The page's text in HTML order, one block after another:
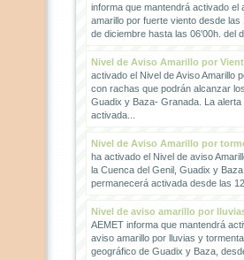
informa que mantendrá activado el
amarillo por fuerte viento desde las
de diciembre hasta las 06'00h. del
Nivel de Aviso Amarillo por
activado el Nivel de Aviso Amarillo
con rachas que podrán alcanzar
Guadix y Baza- Granada. La alerta
activada...
Nivel de Aviso Amarillo por
ha activado el Nivel de aviso
la Cuenca del Genil, Guadix y
permanecerá activada desde las
Nivel de aviso amarillo por
AEMET informa que mantendrá
aviso amarillo por lluvias y
geográfico de Guadix y Baza,